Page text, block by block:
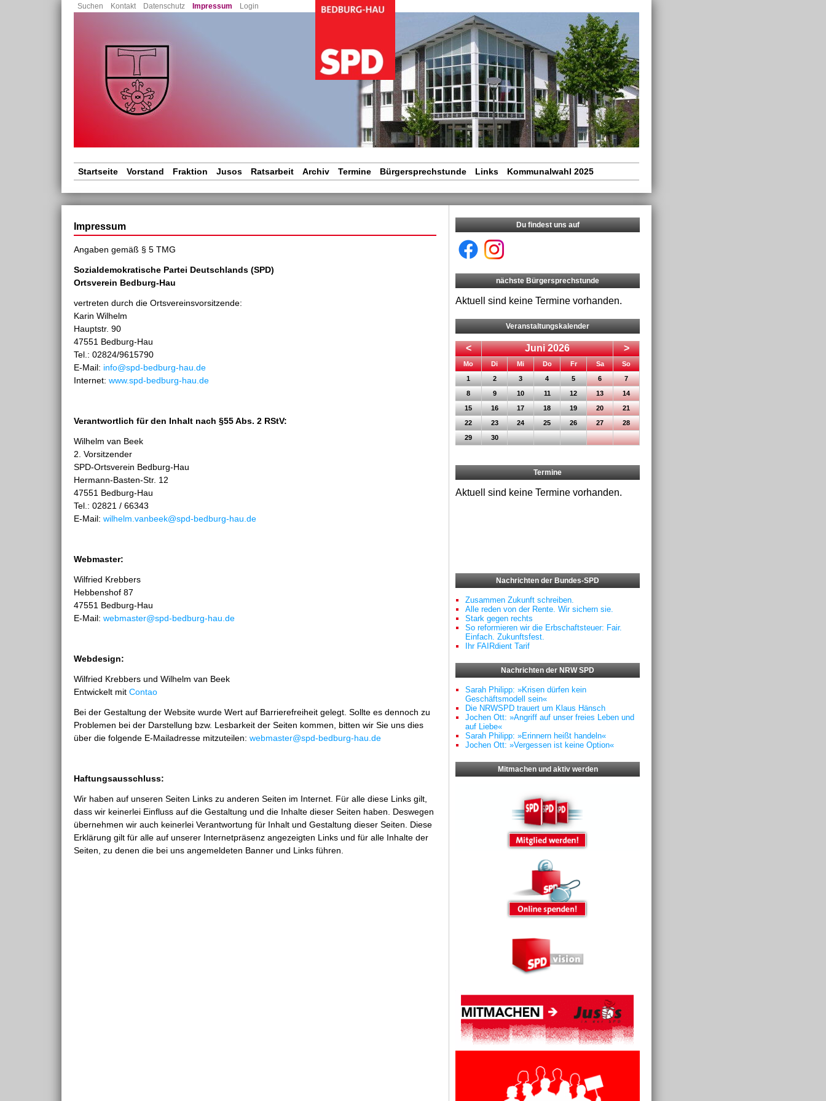
überspringen
Suchen Kontakt Datenschutz Impressum Login
Navigation
Startseite Vorstand Fraktion Jusos Ratsarbeit Archiv Termine Bürgersprechstunde Links Kommunalwahl 2025
Impressum
Angaben gemäß § 5 TMG
Sozialdemokratische Partei Deutschlands (SPD)
Ortsverein Bedburg-Hau
vertreten durch die Ortsvereinsvorsitzende:
Karin Wilhelm
Hauptstr. 90
47551 Bedburg-Hau
Tel.: 02824/9615790
E-Mail: info@spd-bedburg-hau.de
Internet: www.spd-bedburg-hau.de
Verantwortlich für den Inhalt nach §55 Abs. 2 RStV:
Wilhelm van Beek
2. Vorsitzender
SPD-Ortsverein Bedburg-Hau
Hermann-Basten-Str. 12
47551 Bedburg-Hau
Tel.: 02821 / 66343
E-Mail: wilhelm.vanbeek@spd-bedburg-hau.de
Webmaster:
Wilfried Krebbers
Hebbenshof 87
47551 Bedburg-Hau
E-Mail: webmaster@spd-bedburg-hau.de
Webdesign:
Wilfried Krebbers und Wilhelm van Beek
Entwickelt mit Contao
Bei der Gestaltung der Website wurde Wert auf Barrierefreiheit gelegt. Sollte es dennoch zu
Problemen bei der Darstellung bzw. Lesbarkeit der Seiten kommen, bitten wir Sie uns dies
über die folgende E-Mailadresse mitzuteilen: webmaster@spd-bedburg-hau.de
Haftungsausschluss:
Wir haben auf unseren Seiten Links zu anderen Seiten im Internet. Für alle diese Links gilt,
dass wir keinerlei Einfluss auf die Gestaltung und die Inhalte dieser Seiten haben. Deswegen
übernehmen wir auch keinerlei Verantwortung für Inhalt und Gestaltung dieser Seiten. Diese
Erklärung gilt für alle auf unserer Internetpräsenz angezeigten Links und für alle Inhalte der
Seiten, zu denen die bei uns angemeldeten Banner und Links führen.
Du findest uns auf
nächste Bürgersprechstunde
Aktuell sind keine Termine vorhanden.
Veranstaltungskalender
< Juni 2026 >
Montag DienstagMittwochDonnerstag
Freitag SamstagSonntag
1 2 3 4 5 6
7
8
9 10 11 12 13
14
15
16 17 18 19 20
21
22
23 24 25 26 27
28
29
30
Termine
Aktuell sind keine Termine vorhanden.
Nachrichten der Bundes-SPD
Zusammen Zukunft schreiben.
Alle reden von der Rente. Wir sichern sie.
Stark gegen rechts
So reformieren wir die Erbschaftsteuer: Fair.
Einfach. Zukunftsfest.
Ihr FAIRdient Tarif
Nachrichten der NRW SPD
Sarah Philipp: »Krisen dürfen kein
Geschäftsmodell sein«
Die NRWSPD trauert um Klaus Hänsch
Jochen Ott: »Angriff auf unser freies Leben und
auf Liebe«
Sarah Philipp: »Erinnern heißt handeln«
Jochen Ott: »Vergessen ist keine Option«
Mitmachen und aktiv werden